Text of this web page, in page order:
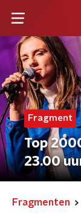
Fragment
Top
23.00
Fragmenten